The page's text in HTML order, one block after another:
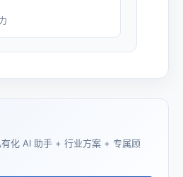
化 AI 助手 + 行业方案 + 专属顾